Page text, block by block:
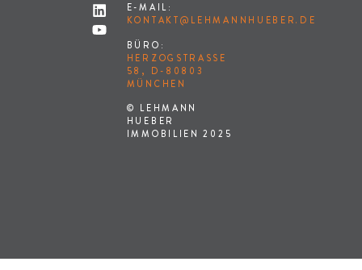
E-MAIL:
KONTAKT@LEHMANNHUEBER.DE
BÜRO:
HERZOGSTRASSE 5
8, D-80803 M
ÜNCHEN
© LEHMANN
HUEBER
IMMOBILIEN 2025